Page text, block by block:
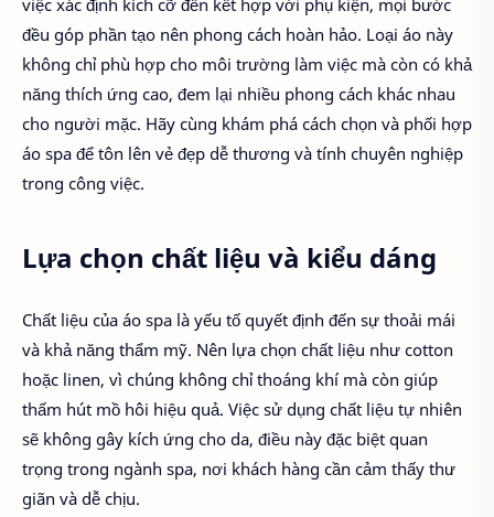
đều góp phần tạo nên phong cách hoàn hảo. Loại áo này
không chỉ phù hợp cho môi trường làm việc mà còn có khả
năng thích ứng cao, đem lại nhiều phong cách khác nhau
cho người mặc. Hãy cùng khám phá cách chọn và phối hợp
áo spa để tôn lên vẻ đẹp dễ thương và tính chuyên nghiệp
trong công việc.
Lựa chọn chất liệu và kiểu dáng
Chất liệu của áo spa là yếu tố quyết định đến sự thoải mái
và khả năng thẩm mỹ. Nên lựa chọn chất liệu như cotton
hoặc linen, vì chúng không chỉ thoáng khí mà còn giúp
thấm hút mồ hôi hiệu quả. Việc sử dụng chất liệu tự nhiên
sẽ không gây kích ứng cho da, điều này đặc biệt quan
trọng trong ngành spa, nơi khách hàng cần cảm thấy thư
giãn và dễ chịu.